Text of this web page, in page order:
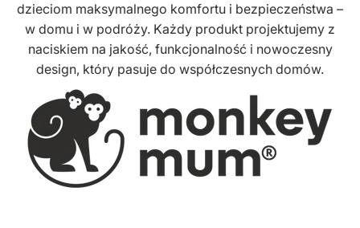
dzieciom maksymalnego komfortu i bezpieczeństwa –
w domu i w podróży. Każdy produkt projektujemy z
naciskiem na jakość, funkcjonalność i nowoczesny
design, który pasuje do współczesnych domów.